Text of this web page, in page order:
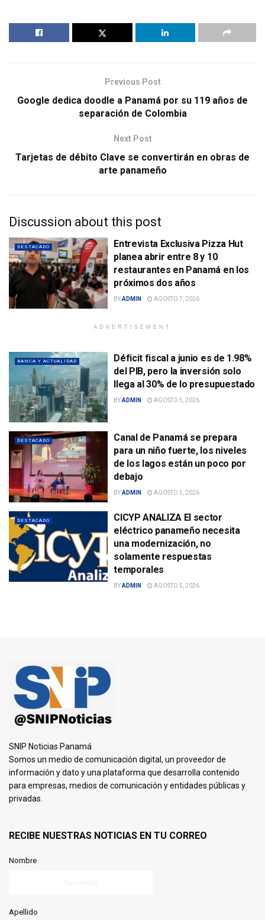
Previous Post
Google dedica doodle a Panamá por su 119 años de
separación de Colombia
Next Post
Tarjetas de débito Clave se convertirán en obras de
arte panameño
Discussion about this post
DESTACADO
Entrevista Exclusiva Pizza Hut
planea abrir entre 8 y 10
restaurantes en Panamá en los
próximos dos años
BYADMIN AGOSTO 7, 2026
ADVERTISEMENT
BANCA Y ACTUALIDAD
Déficit fiscal a junio es de 1.98%
del PIB, pero la inversión solo
llega al 30% de lo presupuestado
BYADMIN AGOSTO 5, 2026
DESTACADO
Canal de Panamá se prepara
para un niño fuerte, los niveles
de los lagos están un poco por
debajo
BYADMIN AGOSTO 5, 2026
DESTACADO
CICYP ANALIZA El sector
eléctrico panameño necesita
una modernización, no
solamente respuestas
temporales
BYADMIN AGOSTO 5, 2026
SNIP Noticias Panamá
Somos un medio de comunicación digital, un proveedor de
información y dato y una plataforma que desarrolla contenido
para empresas, medios de comunicación y entidades públicas y
privadas.
RECIBE NUESTRAS NOTICIAS EN TU CORREO
Nombre
Apellido